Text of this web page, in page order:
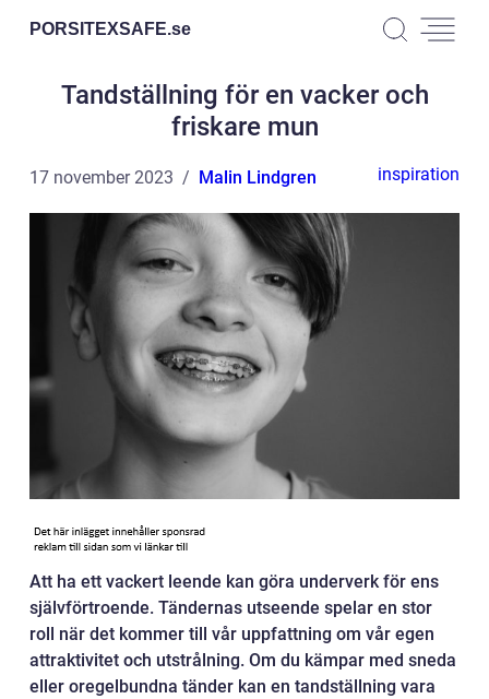
PORSITEXSAFE.se
Tandställning för en vacker och
friskare mun
17 november 2023 Malin Lindgren inspiration
Att ha ett vackert leende kan göra underverk för ens
självförtroende. Tändernas utseende spelar en stor
roll när det kommer till vår uppfattning om vår egen
attraktivitet och utstrålning. Om du kämpar med sneda
eller oregelbundna tänder kan en tandställning vara